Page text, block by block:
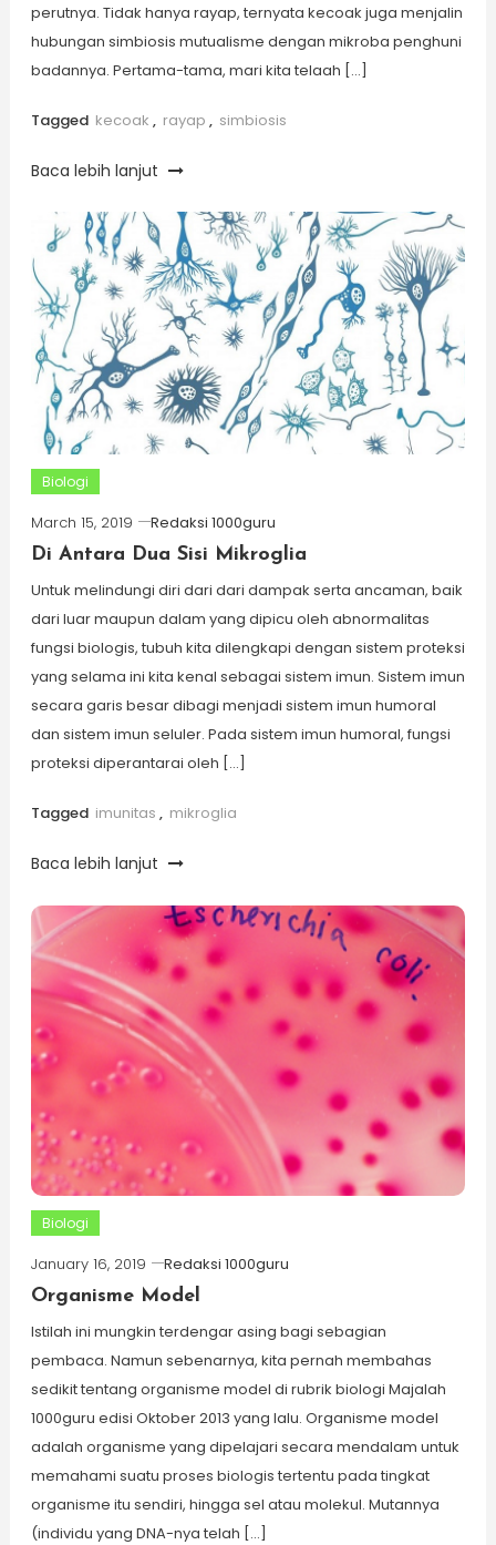
perutnya. Tidak hanya rayap, ternyata kecoak juga menjalin
hubungan simbiosis mutualisme dengan mikroba penghuni
badannya. Pertama-tama, mari kita telaah […]
Tagged kecoak , rayap , simbiosis
Baca lebih lanjut
Biologi
March 15, 2019
Redaksi 1000guru
Di Antara Dua Sisi Mikroglia
Untuk melindungi diri dari dari dampak serta ancaman, baik
dari luar maupun dalam yang dipicu oleh abnormalitas
fungsi biologis, tubuh kita dilengkapi dengan sistem proteksi
yang selama ini kita kenal sebagai sistem imun. Sistem imun
secara garis besar dibagi menjadi sistem imun humoral
dan sistem imun seluler. Pada sistem imun humoral, fungsi
proteksi diperantarai oleh […]
Tagged imunitas , mikroglia
Baca lebih lanjut
Biologi
January 16, 2019
Redaksi 1000guru
Organisme Model
Istilah ini mungkin terdengar asing bagi sebagian
pembaca. Namun sebenarnya, kita pernah membahas
sedikit tentang organisme model di rubrik biologi Majalah
1000guru edisi Oktober 2013 yang lalu. Organisme model
adalah organisme yang dipelajari secara mendalam untuk
memahami suatu proses biologis tertentu pada tingkat
organisme itu sendiri, hingga sel atau molekul. Mutannya
(individu yang DNA-nya telah […]